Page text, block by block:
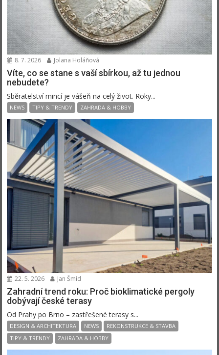
8. 7. 2026 Jolana Holáňová
Víte, co se stane s vaší sbírkou, až tu jednou
nebudete?
Sběratelství mincí je vášeň na celý život. Roky...
NEWS TIPY & TRENDY ZAHRADA & HOBBY
22. 5. 2026 Jan Šmíd
Zahradní trend roku: Proč bioklimatické pergoly
dobývají české terasy
Od Prahy po Brno – zastřešené terasy s...
DESIGN & ARCHITEKTURA NEWS
REKONSTRUKCE & STAVBA
TIPY & TRENDY
ZAHRADA & HOBBY